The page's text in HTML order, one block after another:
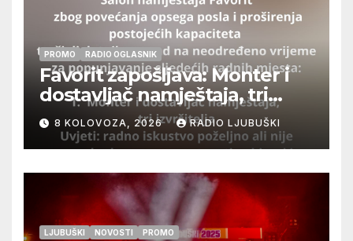
PROMO RADIO OGLASNIK
Favorit zapošljava: Monter i
dostavljač namještaja, tri
izvršitelja
8 KOLOVOZA, 2026 RADIO LJUBUŠKI
LJUBUŠKI NOVOSTI PROMO